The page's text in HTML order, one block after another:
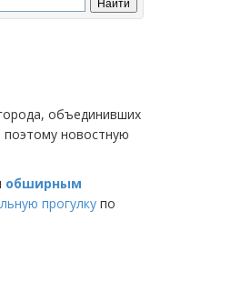
объединивших
новостную
обширным
прогулку по